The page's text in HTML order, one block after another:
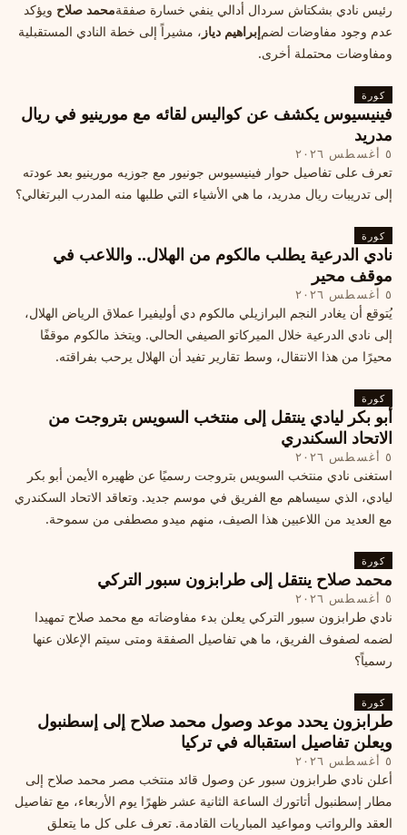
رئيس نادي بشكتاش سردال أدالي ينفي خسارة صفقةمحمد صلاح ويؤكد
عدم وجود مفاوضات لضمإبراهيم دياز ، مشيراً إلى خطة النادي المستقبلية
ومفاوضات محتملة أخرى.
كورة
فينيسيوس يكشف عن كواليس لقائه مع مورينيو في ريال
مدريد
٥ أغسطس ٢٠٢٦
تعرف على تفاصيل حوار فينيسيوس جونيور مع جوزيه مورينيو بعد عودته
إلى تدريبات ريال مدريد، ما هي الأشياء التي طلبها منه المدرب البرتغالي؟
كورة
نادي الدرعية يطلب مالكوم من الهلال.. واللاعب في
موقف محير
٥ أغسطس ٢٠٢٦
يُتوقع أن يغادر النجم البرازيلي مالكوم دي أوليفيرا عملاق الرياض الهلال،
إلى نادي الدرعية خلال الميركاتو الصيفي الحالي. ويتخذ مالكوم موقفًا
محيرًا من هذا الانتقال، وسط تقارير تفيد أن الهلال يرحب بفراقته.
كورة
أبو بكر ليادي ينتقل إلى منتخب السويس بتروجت من
الاتحاد السكندري
٥ أغسطس ٢٠٢٦
استغنى نادي منتخب السويس بتروجت رسميًا عن ظهيره الأيمن أبو بكر
ليادي، الذي سيساهم مع الفريق في موسم جديد. وتعاقد الاتحاد السكندري
مع العديد من اللاعبين هذا الصيف، منهم ميدو مصطفى من سموحة.
كورة
محمد صلاح ينتقل إلى طرابزون سبور التركي
٥ أغسطس ٢٠٢٦
نادي طرابزون سبور التركي يعلن بدء مفاوضاته مع محمد صلاح تمهيدا
لضمه لصفوف الفريق، ما هي تفاصيل الصفقة ومتى سيتم الإعلان عنها
رسمياً؟
كورة
طرابزون يحدد موعد وصول محمد صلاح إلى إسطنبول
ويعلن تفاصيل استقباله في تركيا
٥ أغسطس ٢٠٢٦
أعلن نادي طرابزون سبور عن وصول قائد منتخب مصر محمد صلاح إلى
مطار إسطنبول أتاتورك الساعة الثانية عشر ظهرًا يوم الأربعاء، مع تفاصيل
العقد والرواتب ومواعيد المباريات القادمة. تعرف على كل ما يتعلق